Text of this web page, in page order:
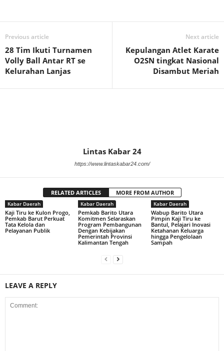
Previous article
28 Tim Ikuti Turnamen
Volly Ball Antar RT se
Kelurahan Lanjas
Next article
Kepulangan Atlet Karate
O2SN tingkat Nasional
Disambut Meriah
Lintas Kabar 24
https://www.lintaskabar24.com/
RELATED ARTICLES MORE FROM AUTHOR
Kabar Daerah
Kaji Tiru ke Kulon Progo,
Pemkab Barut Perkuat
Tata Kelola dan
Pelayanan Publik
Kabar Daerah
Pemkab Barito Utara
Komitmen Selaraskan
Program Pembangunan
Dengan Kebijakan
Pemerintah Provinsi
Kalimantan Tengah
Kabar Daerah
Wabup Barito Utara
Pimpin Kaji Tiru ke
Bantul, Pelajari Inovasi
Ketahanan Keluarga
hingga Pengelolaan
Sampah
LEAVE A REPLY